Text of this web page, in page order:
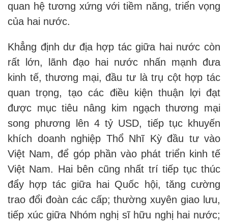
quan hệ tương xứng với tiềm năng, triển vọng
của hai nước.
Khẳng định dư địa hợp tác giữa hai nước còn
rất lớn, lãnh đạo hai nước nhấn mạnh đưa
kinh tế, thương mại, đầu tư là trụ cột hợp tác
quan trọng, tạo các điều kiện thuận lợi đạt
được mục tiêu nâng kim ngạch thương mại
song phương lên 4 tỷ USD, tiếp tục khuyến
khích doanh nghiệp Thổ Nhĩ Kỳ đầu tư vào
Việt Nam, để góp phần vào phát triển kinh tế
Việt Nam. Hai bên cũng nhất trí tiếp tục thúc
đẩy hợp tác giữa hai Quốc hội, tăng cường
trao đổi đoàn các cấp; thường xuyên giao lưu,
tiếp xúc giữa Nhóm nghị sĩ hữu nghị hai nước;